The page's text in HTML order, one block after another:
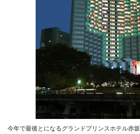
今年で最後とになるグランドプリンスホテル赤